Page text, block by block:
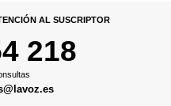
AL SUSCRIPTOR
218